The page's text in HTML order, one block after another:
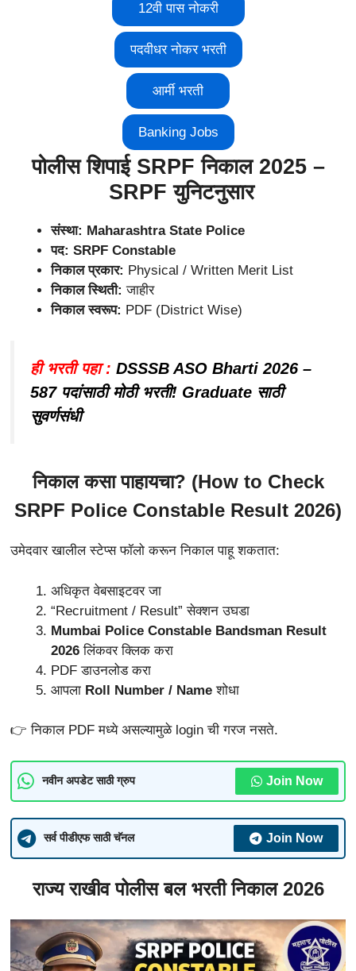
12वी पास नोकरी
पदवीधर नोकर भरती
आर्मी भरती
Banking Jobs
पोलीस शिपाई SRPF निकाल 2025 –
SRPF युनिटनुसार
संस्था: Maharashtra State Police
पद: SRPF Constable
निकाल प्रकार: Physical / Written Merit List
निकाल स्थिती: जाहीर
निकाल स्वरूप: PDF (District Wise)
ही भरती पहा : DSSSB ASO Bharti 2026 –
587 पदांसाठी मोठी भरती! Graduate साठी
सुवर्णसंधी
निकाल कसा पाहायचा? (How to Check
SRPF Police Constable Result 2026)
उमेदवार खालील स्टेप्स फॉलो करून निकाल पाहू शकतात:
अधिकृत वेबसाइटवर जा
“Recruitment / Result” सेक्शन उघडा
Mumbai Police Constable Bandsman Result
2026 लिंकवर क्लिक करा
PDF डाउनलोड करा
आपला Roll Number / Name शोधा
👉 निकाल PDF मध्ये असल्यामुळे login ची गरज नसते.
नवीन अपडेट साठी ग्रुप Join Now
सर्व पीडीएफ साठी चॅनल Join Now
राज्य राखीव पोलीस बल भरती निकाल 2026